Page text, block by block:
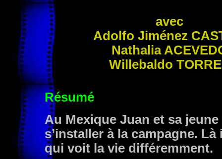
avec
Adolfo Jiménez
Nathalia
Willebaldo
Résumé
Au Mexique Juan et sa
s’installer à la campagne.
qui voit la vie différemment.